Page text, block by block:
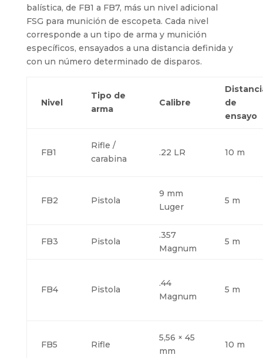
balística, de FB1 a FB7, más un nivel adicional
FSG para munición de escopeta. Cada nivel
corresponde a un tipo de arma y munición
específicos, ensayados a una distancia definida y
con un número determinado de disparos.
Nivel
Tipo de
arma
Calibre
de
ensayo
FB1
Rifle /
carabina
.22 LR 10 m
FB2 Pistola
9 mm
Luger
5 m
FB3 Pistola
.357
Magnum
5 m
FB4 Pistola
.44
Magnum
5 m
FB5 Rifle
5,56 × 45
mm
10 m